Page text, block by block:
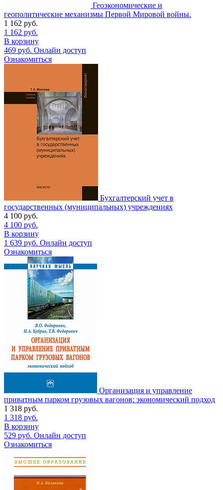
Геоэкономические и
геополитические механизмы Первой Мировой войны.
1 162 руб.
1 162 руб.
В корзину
469 руб. Онлайн доступ
Ознакомиться
Бухгалтерский учет в
государственных (муниципальных) учреждениях
4 100 руб.
4 100 руб.
В корзину
1 639 руб. Онлайн доступ
Ознакомиться
Организация и управление
приватным парком грузовых вагонов: экономический подход
1 318 руб.
1 318 руб.
В корзину
529 руб. Онлайн доступ
Ознакомиться